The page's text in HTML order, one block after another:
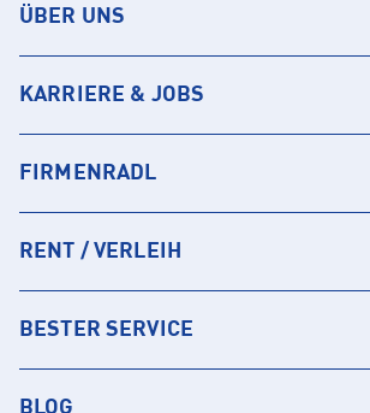
ÜBER UNS
KARRIERE & JOBS
FIRMENRADL
RENT / VERLEIH
BESTER SERVICE
BLOG